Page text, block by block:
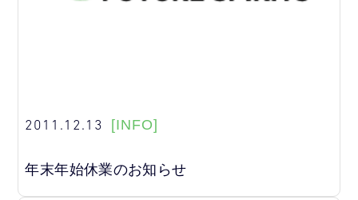
2011.12.13 [INFO]
年末年始休業のお知らせ